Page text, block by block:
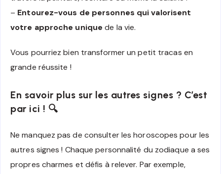
– Entourez-vous de personnes qui valorisent
votre approche unique de la vie.
Vous pourriez bien transformer un petit tracas en
grande réussite !
En savoir plus sur les autres signes ? C’est
par ici ! 🔍
Ne manquez pas de consulter les horoscopes pour les
autres signes ! Chaque personnalité du zodiaque a ses
propres charmes et défis à relever. Par exemple,